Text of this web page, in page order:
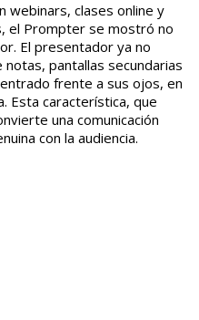
webinars, clases online y
el Prompter se mostró no
El presentador ya no
pantallas secundarias
frente a sus ojos, en
Esta característica, que
una comunicación
con la audiencia.